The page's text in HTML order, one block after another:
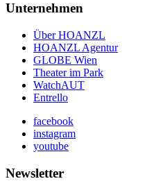
Unternehmen
Über HOANZL
HOANZL Agentur
GLOBE Wien
Theater im Park
WatchAUT
Entrello
facebook
instagram
youtube
Newsletter